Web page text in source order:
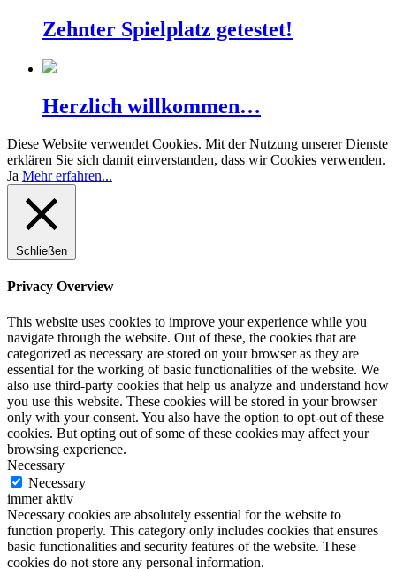
Zehnter Spielplatz getestet!
Herzlich willkommen…
Diese Website verwendet Cookies. Mit der Nutzung unserer Dienste
erklären Sie sich damit einverstanden, dass wir Cookies verwenden.
Ja Mehr erfahren...
Schließen
Privacy Overview
This website uses cookies to improve your experience while you
navigate through the website. Out of these, the cookies that are
categorized as necessary are stored on your browser as they are
essential for the working of basic functionalities of the website. We
also use third-party cookies that help us analyze and understand how
you use this website. These cookies will be stored in your browser
only with your consent. You also have the option to opt-out of these
cookies. But opting out of some of these cookies may affect your
browsing experience.
Necessary
Necessary
immer aktiv
Necessary cookies are absolutely essential for the website to
function properly. This category only includes cookies that ensures
basic functionalities and security features of the website. These
cookies do not store any personal information.